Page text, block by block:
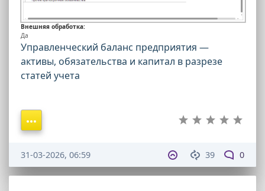
Внешняя обработка:
Да
Управленческий баланс предприятия —
активы, обязательства и капитал в разрезе
статей учета
39 0
31-03-2026, 06:59